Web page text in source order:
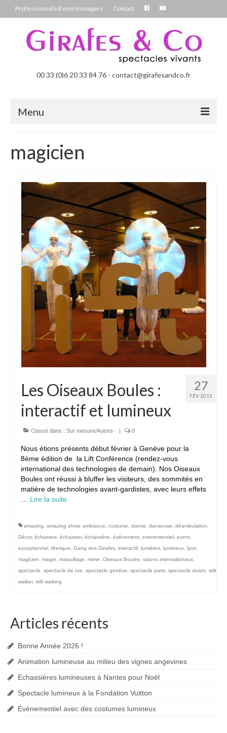
Professionnels/Event managers Contact
00 33 (0)6 20 33 84 76 - contact@girafesandco.fr
Menu
Les Chromatix, spécial Carnaval
Professionnels/Event managers
Les Danseuses Bulles
magicien
27
FÉV 2013
Les Oiseaux Boules :
interactif et lumineux
Classé dans : Sur mesure/Autres- | 0
Nous étions présents début février à Genève pour la
8ème édition de la Lift Conférence (rendez-vous
international des technologies de demain). Nos Oiseaux
Boules ont réussi à bluffer les visiteurs, des sommités en
matière de technologies avant-gardistes, avec leurs effets
Lire la suite­­
amazing amazing show, ambiance costume danse danseuse déambulation
Décor, échasses échassier, échassière événement evenementiel event
exceptionnel féerique Gang des Girafes interactif lumières lumineux lyon
magicien
magie maquillage mime Oiseaux Boules salons internationaux
spectacle
spectacle de rue spectacle genève spectacle paris spectacle vivant stilt
walker, stilt walking
Articles récents
Bonne Année 2026 !
Animation lumineuse au milieu des vignes angevines
Echassières lumineuses à Nantes pour Noël
Spectacle lumineux à la Fondation Vuitton
Événementiel avec des costumes lumineux